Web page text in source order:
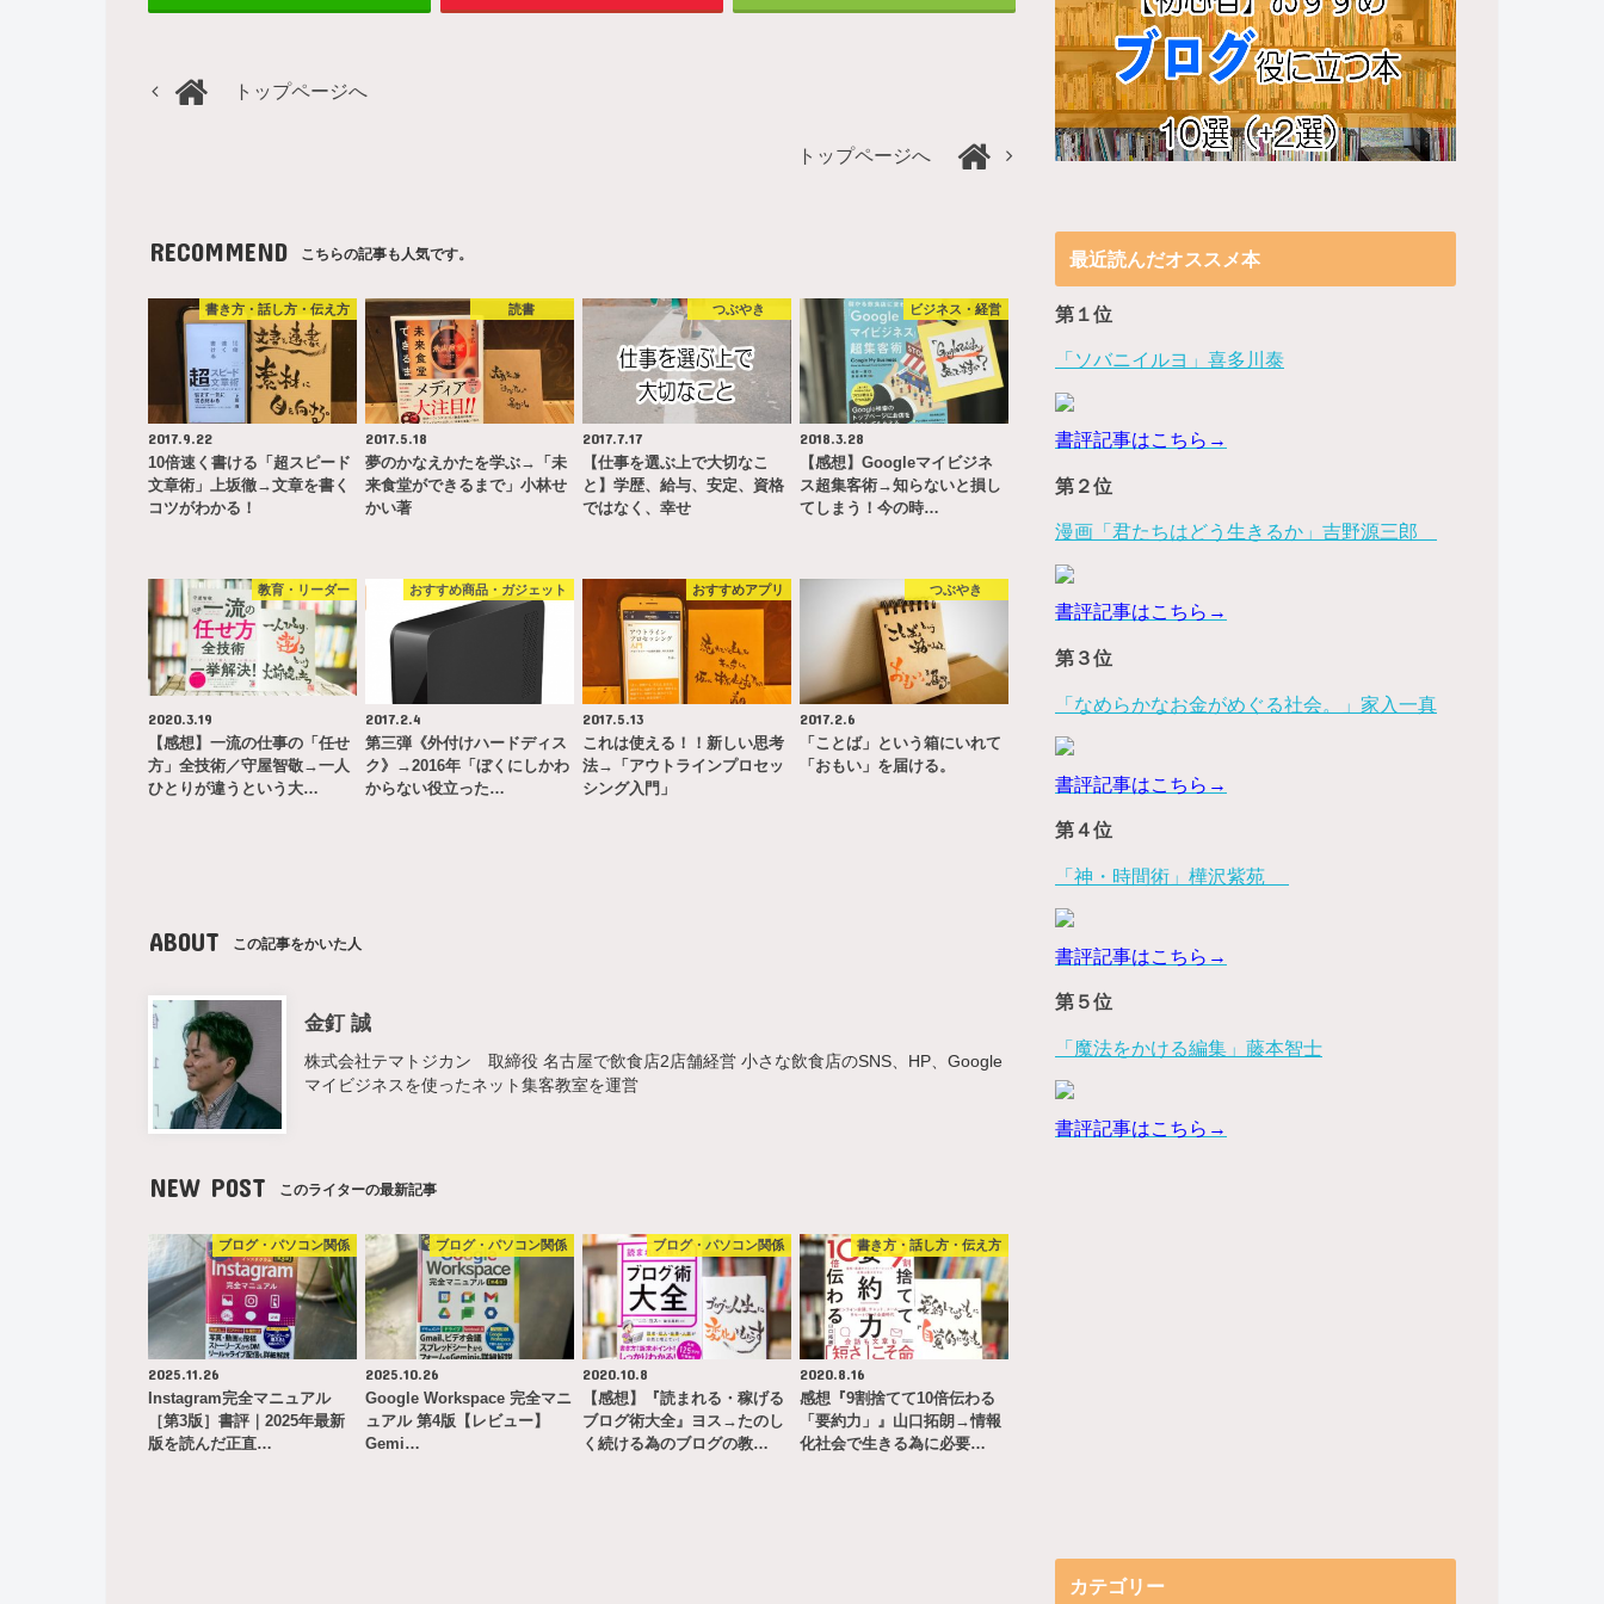
トップページへ
トップページへ
RECOMMEND こちらの記事も人気です。
書き方・話し方・伝え方
2017.9.22
10倍速く書ける「超スピード
文章術」上坂徹→文章を書く
コツがわかる！
読書
2017.5.18
夢のかなえかたを学ぶ→「未
来食堂ができるまで」小林せ
かい著
つぶやき
2017.7.17
【仕事を選ぶ上で大切なこ
と】学歴、給与、安定、資格
ではなく、幸せ
ビジネス・経営
2018.3.28
【感想】Googleマイビジネ
ス超集客術→知らないと損し
てしまう！今の時…
教育・リーダー
2020.3.19
【感想】一流の仕事の「任せ
方」全技術／守屋智敬→一人
ひとりが違うという大…
おすすめ商品・ガジェット
2017.2.4
第三弾《外付けハードディス
ク》→2016年「ぼくにしかわ
からない役立った…
おすすめアプリ
2017.5.13
これは使える！！新しい思考
法→「アウトラインプロセッ
シング入門」
つぶやき
2017.2.6
「ことば」という箱にいれて
「おもい」を届ける。
ABOUT この記事をかいた人
金釘 誠
株式会社テマトジカン 取締役 名古屋で飲食店2店舗経営 小さな飲食店のSNS、HP、Google
マイビジネスを使ったネット集客教室を運営
NEW POST このライターの最新記事
ブログ・パソコン関係
2025.11.26
Instagram完全マニュアル
［第3版］書評｜2025年最新
版を読んだ正直…
ブログ・パソコン関係
2025.10.26
Google Workspace 完全マニ
ュアル 第4版【レビュー】
Gemi…
ブログ・パソコン関係
2020.10.8
【感想】『読まれる・稼げる
ブログ術大全』ヨス→たのし
く続ける為のブログの教…
書き方・話し方・伝え方
2020.8.16
感想『9割捨てて10倍伝わる
「要約力」』山口拓朗→情報
化社会で生きる為に必要…
最近読んだオススメ本
第１位
「ソバニイルヨ」喜多川泰
書評記事はこちら→
第２位
漫画「君たちはどう生きるか」吉野源三郎
書評記事はこちら→
第３位
「なめらかなお金がめぐる社会。」家入一真
書評記事はこちら→
第４位
「神・時間術」樺沢紫苑
書評記事はこちら→
第５位
「魔法をかける編集」藤本智士
書評記事はこちら→
カテゴリー